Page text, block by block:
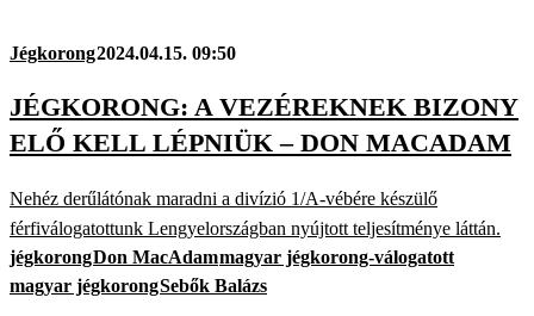
Jégkorong2024.04.15. 09:50
JÉGKORONG: A VEZÉREKNEK BIZONY
ELŐ KELL LÉPNIÜK – DON MACADAM
Nehéz derűlátónak maradni a divízió 1/A-vébére készülő
férfiválogatottunk Lengyelországban nyújtott teljesítménye láttán.
jégkorongDon MacAdammagyar jégkorong-válogatott
magyar jégkorongSebők Balázs